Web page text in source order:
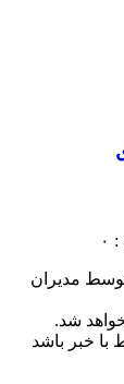
مدیران
شد.
با خبر باشد